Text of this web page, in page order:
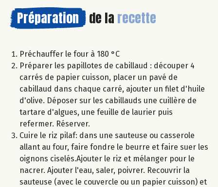
Préparation de la recette
Préchauffer le four à 180 °C
Préparer les papillotes de cabillaud : découper 4
carrés de papier cuisson, placer un pavé de
cabillaud dans chaque carré, ajouter un filet d'huile
d'olive. Déposer sur les cabillauds une cuillère de
tartare d'algues, une feuille de laurier puis
refermer. Réserver.
Cuire le riz pilaf: dans une sauteuse ou casserole
allant au four, faire fondre le beurre et faire suer les
oignons ciselés.Ajouter le riz et mélanger pour le
nacrer. Ajouter l'eau, saler, poivrer. Recouvrir la
sauteuse (avec le couvercle ou un papier cuisson) et